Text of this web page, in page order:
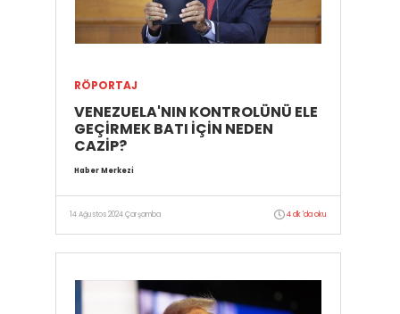
RÖPORTAJ
VENEZUELA'NIN KONTROLÜNÜ ELE
GEÇİRMEK BATI İÇİN NEDEN
CAZİP?
Haber Merkezi
14 Ağustos 2024 Çarşamba 4 dk 'da oku